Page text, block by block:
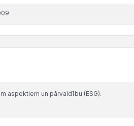
aspektiem un pārvaldību (ESG).